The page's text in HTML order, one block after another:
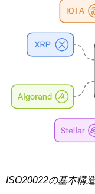
ISO20022の基本構